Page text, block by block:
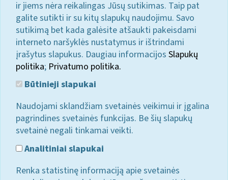
ir jiems nėra reikalingas Jūsų sutikimas. Taip pat
galite sutikti ir su kitų slapukų naudojimu. Savo
sutikimą bet kada galėsite atšaukti pakeisdami
interneto naršyklės nustatymus ir ištrindami
įrašytus slapukus. Daugiau informacijos Slapukų
politika; Privatumo politika.
Būtinieji slapukai
Naudojami sklandžiam svetainės veikimui ir įgalina
pagrindines svetainės funkcijas. Be šių slapukų
svetainė negali tinkamai veikti.
Analitiniai slapukai
Renka statistinę informaciją apie svetainės